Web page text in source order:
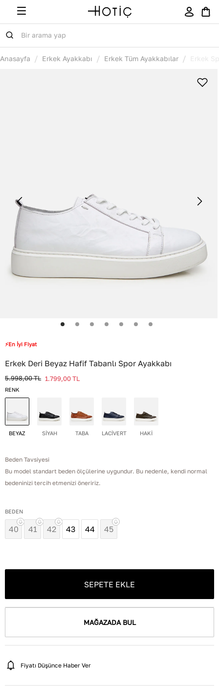
Anasayfa / Erkek Ayakkabı / Erkek Tüm Ayakkabılar /
⚡En İyi Fiyat
Erkek Deri Beyaz Hafif Tabanlı Spor Ayakkabı
5.998,00TL 1.799,00TL
RENK
BEYAZ SİYAH TABA LACİVERT HAKİ
Beden Tavsiyesi
Bu model standart beden ölçülerine uygundur. Bu nedenle, kendi normal
bedeninizi tercih etmenizi öneririz.
BEDEN
40 41 42 43 44 45
SEPETE EKLE
MAĞAZADA BUL
Fiyatı Düşünce Haber Ver